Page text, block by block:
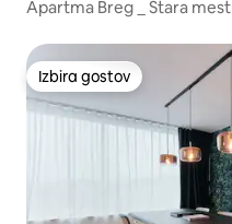
Apartma Breg _ Stara
Izbira gostov
Izbira gostov